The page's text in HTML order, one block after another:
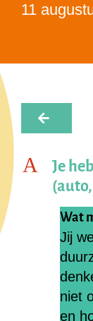
11
A
Je
Wat
Jij
niet
en